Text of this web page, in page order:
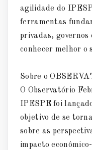
agilidade do
ferramentas
privadas, governos
conhecer melhor o
Sobre o
O Observatório
IPESPE foi
objetivo de se
sobre as
impacto